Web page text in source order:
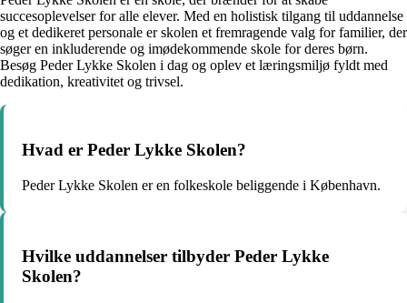
succesoplevelser for alle elever. Med en holistisk tilgang til uddannelse
og et dedikeret personale er skolen et fremragende valg for familier, der
søger en inkluderende og imødekommende skole for deres børn.
Besøg Peder Lykke Skolen i dag og oplev et læringsmiljø fyldt med
dedikation, kreativitet og trivsel.
Hvad er Peder Lykke Skolen?
Peder Lykke Skolen er en folkeskole beliggende i København.
Hvilke uddannelser tilbyder Peder Lykke
Skolen?